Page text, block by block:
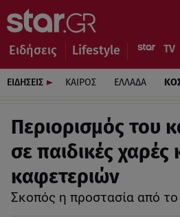
Ειδήσεις Lifestyle
ΕΙΔΗΣΕΙΣ ΚΑΙΡΟΣ ΕΛΛΑΔΑ
Περιορισμός του
σε παιδικές χαρές
καφετεριών
Σκοπός η προστασία από